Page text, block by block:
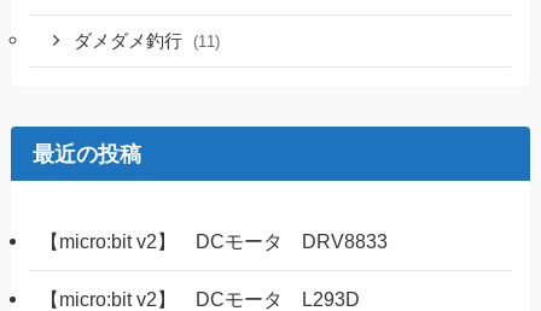
ダメダメ釣行 (11)
最近の投稿
【micro:bit v2】 DCモータ DRV8833
【micro:bit v2】 DCモータ L293D